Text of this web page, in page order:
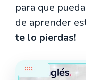
para que
de aprender
te lo pierdas!